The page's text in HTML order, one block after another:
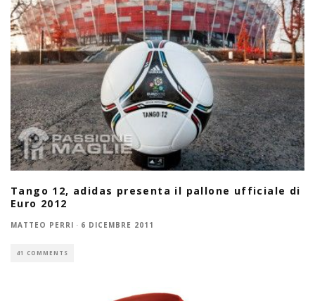
Tango 12, adidas presenta il pallone ufficiale di
Euro 2012
MATTEO PERRI · 6 DICEMBRE 2011
41 COMMENTS